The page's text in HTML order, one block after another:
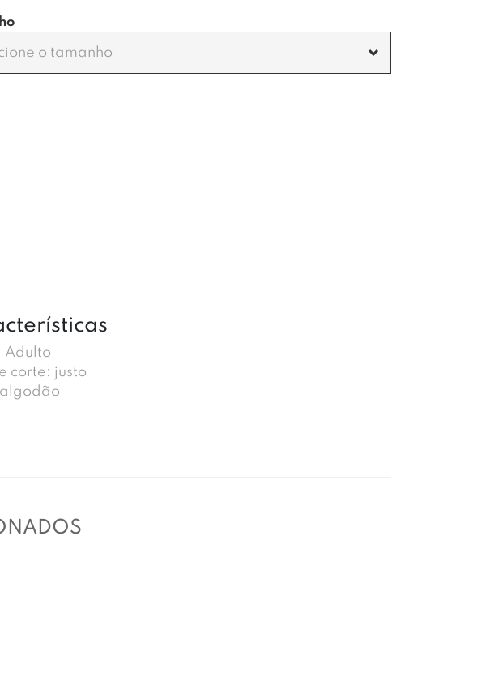
o tamanho
Adulto
corte: justo
algodão